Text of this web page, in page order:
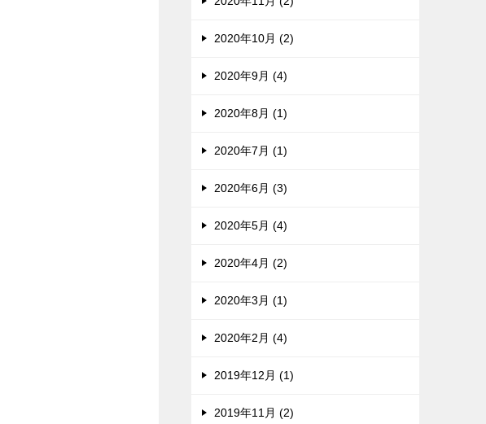
2020年10月 (2)
2020年9月 (4)
2020年8月 (1)
2020年7月 (1)
2020年6月 (3)
2020年5月 (4)
2020年4月 (2)
2020年3月 (1)
2020年2月 (4)
2019年12月 (1)
2019年11月 (2)